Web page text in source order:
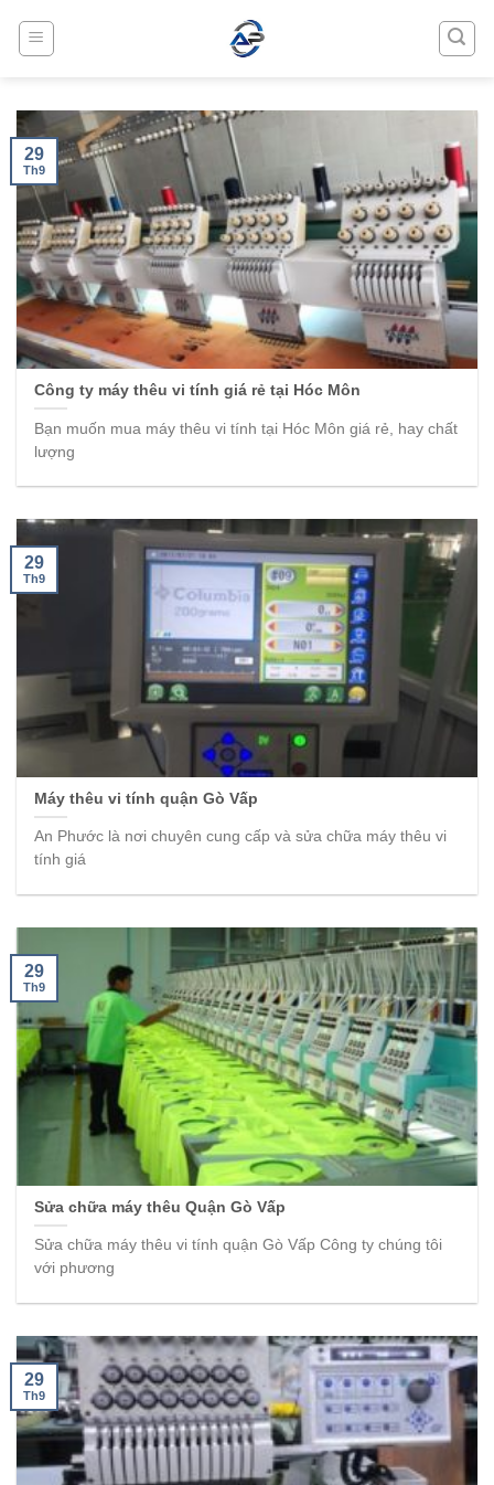
Công ty máy thêu vi tính giá rẻ tại Hóc Môn
Bạn muốn mua máy thêu vi tính tại Hóc Môn giá rẻ, hay chất
lượng
29
Th9
Máy thêu vi tính quận Gò Vấp
An Phước là nơi chuyên cung cấp và sửa chữa máy thêu vi
tính giá
29
Th9
Sửa chữa máy thêu Quận Gò Vấp
Sửa chữa máy thêu vi tính quận Gò Vấp Công ty chúng tôi
với phương
29
Th9
29
Th9